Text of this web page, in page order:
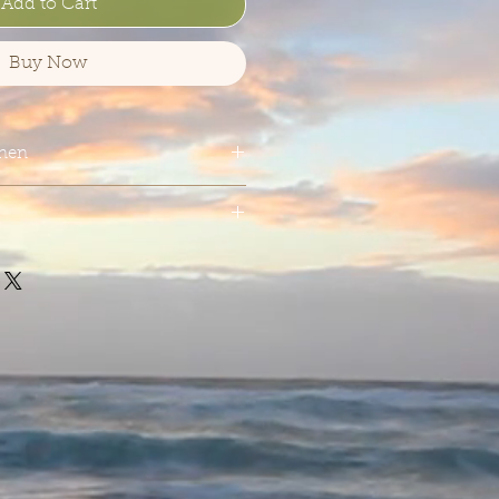
Add to Cart
Buy Now
Sherry Casks
Sherryaromen, Orangen,
Nelke. Kirschmarmelade.
Kirschmarmelade und frische
, voll, eine tiefe Fruchtigkeit,
lieblicher und dazu kommt
die schmeichelt dem Gaumen